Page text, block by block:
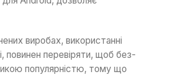
виробах, використанні
повинен перевіряти, щоб без-
популярністю, тому що